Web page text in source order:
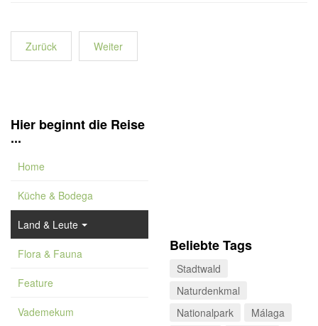
Zurück Weiter
Hier beginnt die Reise
...
Home
Küche & Bodega
Land & Leute
Flora & Fauna
Feature
Vademekum
Beliebte Tags
Stadtwald
Naturdenkmal
Nationalpark
Málaga